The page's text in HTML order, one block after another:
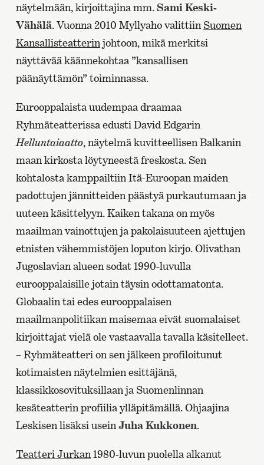
näytelmään, kirjoittajina mm.Sami Keski-
Vähälä. Vuonna 2010 Myllyaho valittiin Suomen
Kansallisteatterin johtoon, mikä merkitsi
näyttävää käännekohtaa ”kansallisen
päänäyttämön” toiminnassa.
Eurooppalaista uudempaa draamaa
Ryhmäteatterissa edusti David Edgarin
Helluntaiaatto, näytelmä kuvitteellisen Balkanin
maan kirkosta löytyneestä freskosta. Sen
kohtalosta kamppailtiin Itä-Euroopan maiden
padottujen jännitteiden päästyä purkautumaan ja
uuteen käsittelyyn. Kaiken takana on myös
maailman vainottujen ja pakolaisuuteen ajettujen
etnisten vähemmistöjen loputon kirjo. Olivathan
Jugoslavian alueen sodat 1990-luvulla
eurooppalaisille jotain täysin odottamatonta.
Globaalin tai edes eurooppalaisen
maailmanpolitiikan maisemaa eivät suomalaiset
kirjoittajat vielä ole vastaavalla tavalla käsitelleet.
– Ryhmäteatteri on sen jälkeen profiloitunut
kotimaisten näytelmien esittäjänä,
klassikkosovituksillaan ja Suomenlinnan
kesäteatterin profiilia ylläpitämällä. Ohjaajina
Leskisen lisäksi usein Juha Kukkonen.
Teatteri Jurkan1980-luvun puolella alkanut